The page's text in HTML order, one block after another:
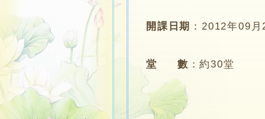
開課日期 ：2012年09月
堂 數 ：約30堂